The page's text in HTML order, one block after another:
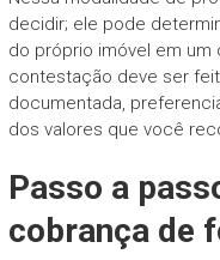
decidir; ele pode
do próprio imóvel em
contestação deve ser
documentada,
dos valores que você
Passo a
cobrança de